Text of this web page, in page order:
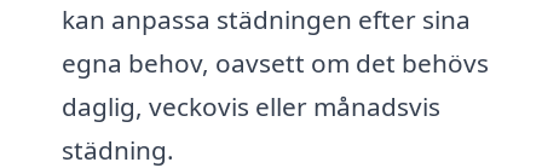
kan anpassa städningen efter sina
egna behov, oavsett om det behövs
daglig, veckovis eller månadsvis
städning.